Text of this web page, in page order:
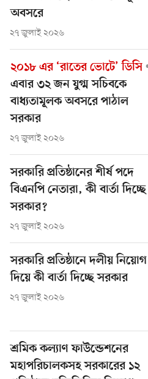
অবসরে
২৭ জুলাই ২০২৬
২০১৮ এর ‘রাতের ভোটে’ ডিসি
এবার ৩২ জন যুগ্ম সচিবকে
বাধ্যতামূলক অবসরে পাঠাল
সরকার
২৭ জুলাই ২০২৬
সরকারি প্রতিষ্ঠানের শীর্ষ পদে
বিএনপি নেতারা, কী বার্তা দিচ্ছে
সরকার?
২৭ জুলাই ২০২৬
সরকারি প্রতিষ্ঠানে দলীয় নিয়োগ
দিয়ে কী বার্তা দিচ্ছে সরকার
২৭ জুলাই ২০২৬
শ্রমিক কল্যাণ ফাউন্ডেশনের
মহাপরিচালকসহ সরকারের ১২